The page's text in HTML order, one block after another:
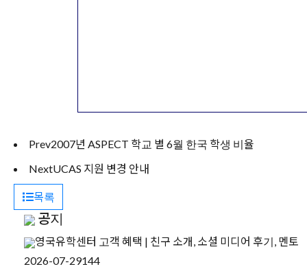
Prev2007년 ASPECT 학교 별 6월 한국 학생 비율
NextUCAS 지원 변경 안내
목록
공지
영국유학센터 고객 혜택 | 친구 소개, 소셜 미디어 후기, 멘토
2026-07-29144